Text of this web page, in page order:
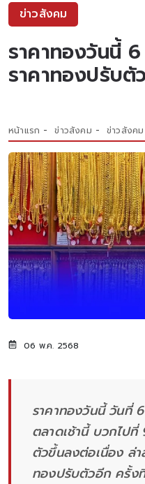
ข่าวสังคม
ราคาทองวันนี้
ราคาทองปรับ
หน้าแรก ข่าวสังคม ข่าวสังคม
06 พ.ค. 2568
ราคาทองวันนี้ วันที่
ตลาดเช้านี้ บวกไป
ตัวขึ้นลงต่อเนื่อง ล่า
ทองปรับตัวอีก ครั้ง